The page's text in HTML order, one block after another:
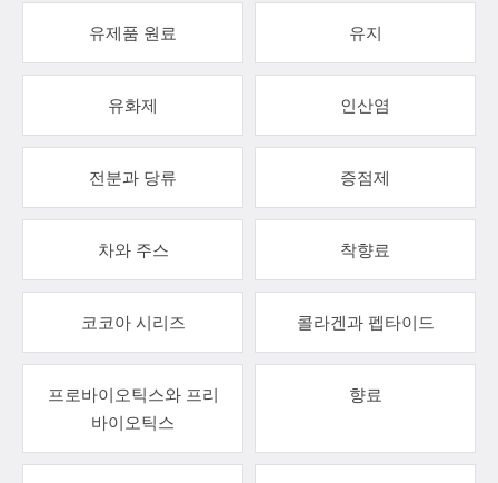
유제품 원료 유지
유화제 인산염
전분과 당류 증점제
차와 주스 착향료
코코아 시리즈 콜라겐과 펩타이드
프로바이오틱스와 프리
바이오틱스
향료